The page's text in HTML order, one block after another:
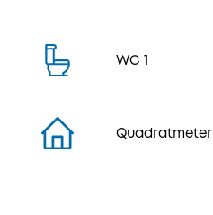
WC
Quadratmeter